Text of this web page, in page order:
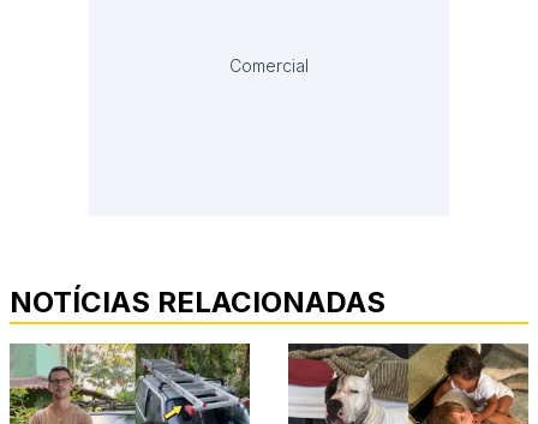
Comercial
NOTÍCIAS RELACIONADAS